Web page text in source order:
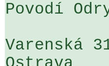
Povodí
Varenská